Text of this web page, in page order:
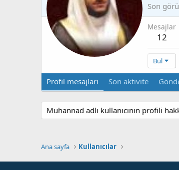
Son
Mesajlar
12
Bul
Profil mesajları Son aktivite
Muhannad adlı kullanıcının profili
Ana sayfa Kullanıcılar